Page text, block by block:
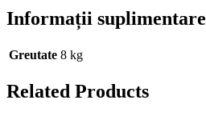
Informații suplimentare
Greutate 8 kg
Related Products